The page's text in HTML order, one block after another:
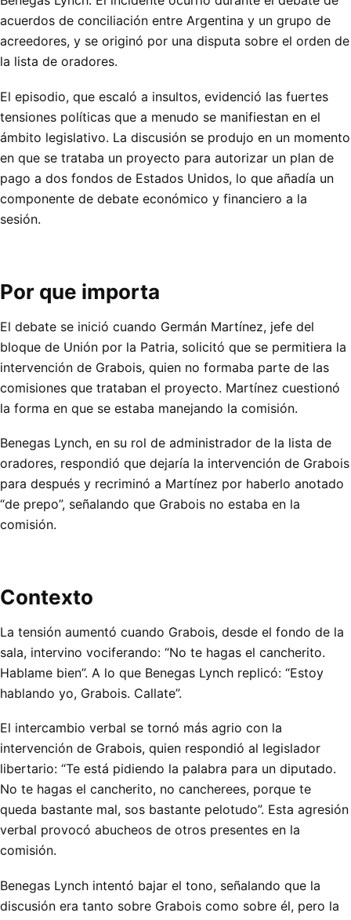
acuerdos de conciliación entre Argentina y un grupo de
acreedores, y se originó por una disputa sobre el orden de
la lista de oradores.
El episodio, que escaló a insultos, evidenció las fuertes
tensiones políticas que a menudo se manifiestan en el
ámbito legislativo. La discusión se produjo en un momento
en que se trataba un proyecto para autorizar un plan de
pago a dos fondos de Estados Unidos, lo que añadía un
componente de debate económico y financiero a la
sesión.
Por que importa
El debate se inició cuando Germán Martínez, jefe del
bloque de Unión por la Patria, solicitó que se permitiera la
intervención de Grabois, quien no formaba parte de las
comisiones que trataban el proyecto. Martínez cuestionó
la forma en que se estaba manejando la comisión.
Benegas Lynch, en su rol de administrador de la lista de
oradores, respondió que dejaría la intervención de Grabois
para después y recriminó a Martínez por haberlo anotado
“de prepo”, señalando que Grabois no estaba en la
comisión.
Contexto
La tensión aumentó cuando Grabois, desde el fondo de la
sala, intervino vociferando: “No te hagas el cancherito.
Hablame bien”. A lo que Benegas Lynch replicó: “Estoy
hablando yo, Grabois. Callate”.
El intercambio verbal se tornó más agrio con la
intervención de Grabois, quien respondió al legislador
libertario: “Te está pidiendo la palabra para un diputado.
No te hagas el cancherito, no cancherees, porque te
queda bastante mal, sos bastante pelotudo”. Esta agresión
verbal provocó abucheos de otros presentes en la
comisión.
Benegas Lynch intentó bajar el tono, señalando que la
discusión era tanto sobre Grabois como sobre él, pero la